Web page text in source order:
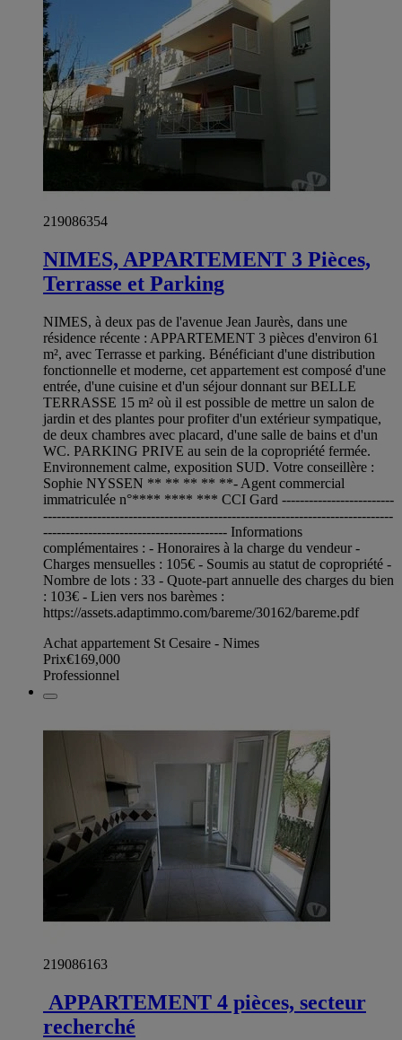
219086354
NIMES, APPARTEMENT 3 Pièces,
Terrasse et Parking
NIMES, à deux pas de l'avenue Jean Jaurès, dans une
résidence récente : APPARTEMENT 3 pièces d'environ 61
m², avec Terrasse et parking. Bénéficiant d'une distribution
fonctionnelle et moderne, cet appartement est composé d'une
entrée, d'une cuisine et d'un séjour donnant sur BELLE
TERRASSE 15 m² où il est possible de mettre un salon de
jardin et des plantes pour profiter d'un extérieur sympatique,
de deux chambres avec placard, d'une salle de bains et d'un
WC. PARKING PRIVE au sein de la copropriété fermée.
Environnement calme, exposition SUD. Votre conseillère :
Sophie NYSSEN ** ** ** ** **- Agent commercial
immatriculée n°**** **** *** CCI Gard -------------------------
------------------------------------------------------------------------------
----------------------------------------- Informations
complémentaires : - Honoraires à la charge du vendeur -
Charges mensuelles : 105€ - Soumis au statut de copropriété -
Nombre de lots : 33 - Quote-part annuelle des charges du bien
: 103€ - Lien vers nos barèmes :
https://assets.adaptimmo.com/bareme/30162/bareme.pdf
Achat appartement St Cesaire - Nimes
Prix€169,000
Professionnel
219086163
APPARTEMENT 4 pièces, secteur
recherché